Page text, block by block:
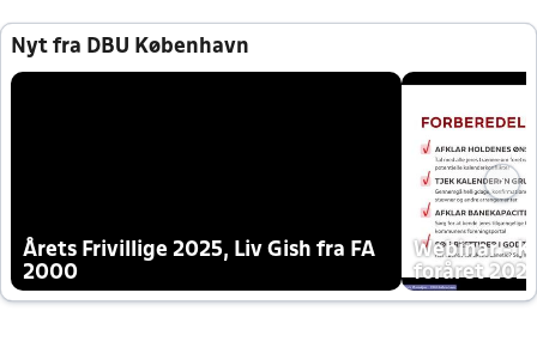
Nyt fra DBU København
Årets Frivillige 2025, Liv Gish fra FA
2000
Webinar -
foråret